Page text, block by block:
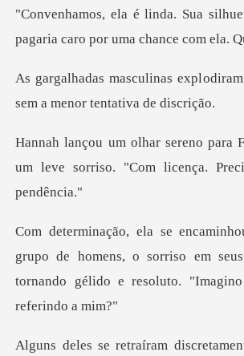
pagaria caro por
sem a
um leve sorriso. "Com l
de homens, o sorriso em
tornando gél